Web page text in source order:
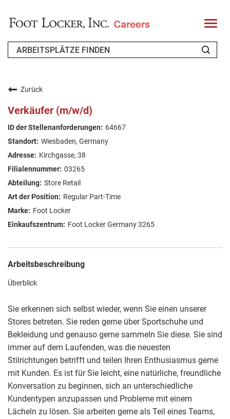
T
o
l
FAQ
ARBEIT SUCHEN
GERMAN
Zurück
Verkäufer (m/w/d)
64667
Wiesbaden, Germany
Kirchgasse, 38
03265
Store Retail
Regular Part-Time
Foot Locker
Foot Locker Germany 3265
Arbeitsbeschreibung
Überblick
Sie erkennen sich selbst wieder, wenn Sie einen unserer
Stores betreten. Sie reden gerne über Sportschuhe und
Bekleidung und genauso gerne sammeln Sie diese. Sie sind
immer auf dem Laufenden, was die neuesten
Stilrichtungen betrifft und teilen Ihren Enthusiasmus gerne
mit Kunden. Es ist für Sie leicht, eine natürliche, freundliche
Konversation zu beginnen, sich an unterschiedliche
Kundentypen anzupassen und Probleme mit einem
Lächeln zu lösen. Sie arbeiten gerne als Teil eines Teams,